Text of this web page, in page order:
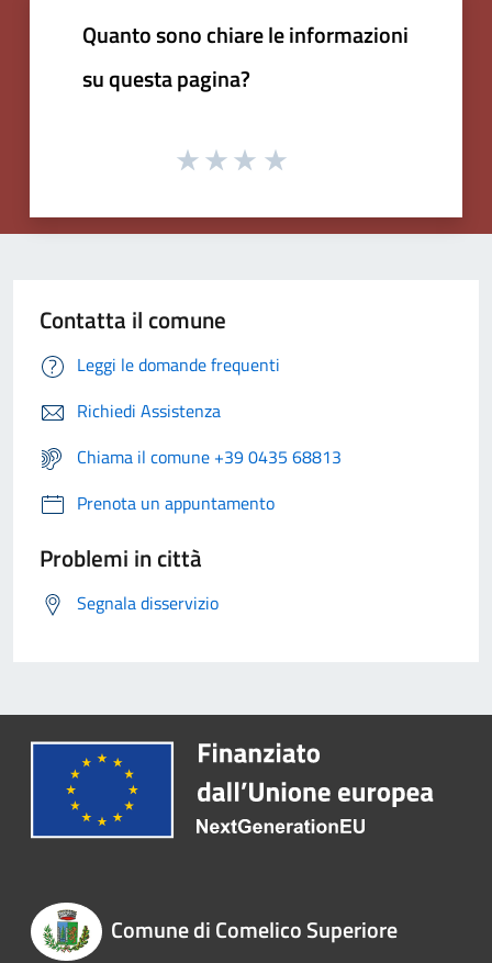
Quanto sono chiare le informazioni
su questa pagina?
Contatta il comune
Leggi le domande frequenti
Richiedi Assistenza
Chiama il comune +39 0435 68813
Prenota un appuntamento
Problemi in città
Segnala disservizio
Comune di Comelico Superiore